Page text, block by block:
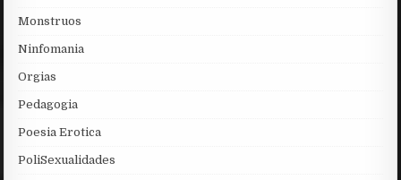
Monstruos
Ninfomania
Orgias
Pedagogia
Poesia Erotica
PoliSexualidades